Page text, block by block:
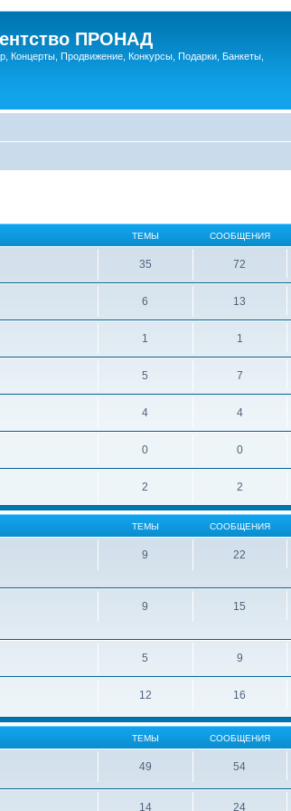
ПРОНАД
Концерты, Продвижение, Конкурсы, Подарки, Банкеты,
ТЕМЫ СООБЩЕНИЯ
35 72
6 13
1 1
5 7
4 4
0 0
2 2
ТЕМЫ СООБЩЕНИЯ
9 22
9 15
5 9
12 16
ТЕМЫ СООБЩЕНИЯ
49 54
14 24